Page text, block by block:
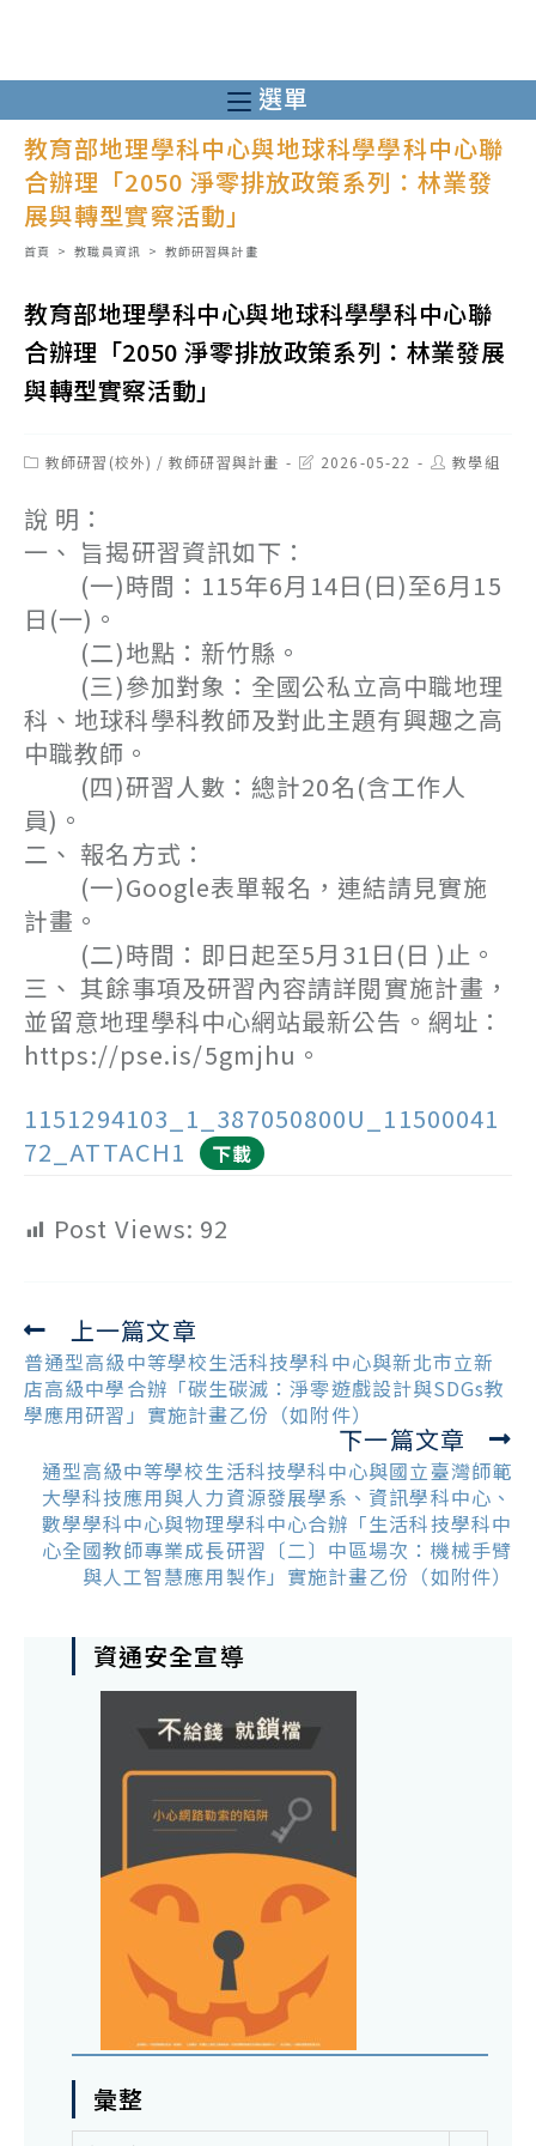
至
主
要
容
選單
教育部地理學科中心與地球科學學科中心聯
合辦理「2050 淨零排放政策系列：林業發
展與轉型實察活動」
首頁 > 教職員資訊 > 教師研習與計畫
教育部地理學科中心與地球科學學科中心聯
合辦理「2050 淨零排放政策系列：林業發展
與轉型實察活動」
Post教師研習(校外) / 教師研習與計畫
Post2026-05-22
Post教學組
說 明：
一、 旨揭研習資訊如下：
(一)時間：115年6月14日(日)至6月15
日(一)。
(二)地點：新竹縣。
(三)參加對象：全國公私立高中職地理
科、地球科學科教師及對此主題有興趣之高
中職教師。
(四)研習人數：總計20名(含工作人
員)。
二、 報名方式：
(一)Google表單報名，連結請見實施
計畫。
(二)時間：即日起至5月31日(日 )止。
三、 其餘事項及研習內容請詳閱實施計畫，
並留意地理學科中心網站最新公告。網址：
https://pse.is/5gmjhu。
1151294103_1_387050800U_11500041
72_ATTACH1
下載
Post Views: 92
Read
more
articles
上一篇文章
普通型高級中等學校生活科技學科中心與新北市立新
店高級中學合辦「碳生碳滅：淨零遊戲設計與SDGs教
學應用研習」實施計畫乙份（如附件）
下一篇文章
通型高級中等學校生活科技學科中心與國立臺灣師範
大學科技應用與人力資源發展學系、資訊學科中心、
數學學科中心與物理學科中心合辦「生活科技學科中
心全國教師專業成長研習〔二〕中區場次：機械手臂
與人工智慧應用製作」實施計畫乙份（如附件）
資通安全宣導
彙整
彙